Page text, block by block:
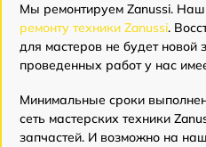
Мы ремонтируем Zanussi.
ремонту техники Zanussi.
для мастеров не будет
проведенных работ у нас
Минимальные сроки
сеть мастерских техники
запчастей. И возможно на